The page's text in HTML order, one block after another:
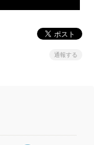
通報する